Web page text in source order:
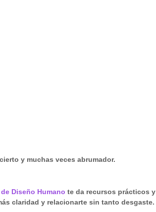
y muchas veces abrumador.
Diseño Humano te da recursos prácticos y
claridad y relacionarte sin tanto desgaste.